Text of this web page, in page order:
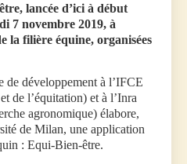
lancée d’ici à début
7 novembre 2019, à
la filière équine, organisées
développement à l’IFCE
de l’équitation) et à l’Inra
agronomique) élabore,
de Milan, une application
: Equi-Bien-être.